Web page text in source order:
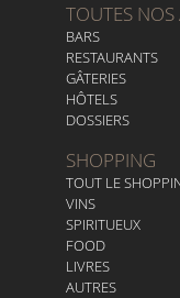
TOUTES NOS
BARS
RESTAURANTS
GÂTERIES
HÔTELS
DOSSIERS
SHOPPING
TOUT LE
VINS
SPIRITUEUX
FOOD
LIVRES
AUTRES